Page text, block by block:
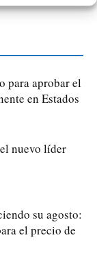
para aprobar el
en Estados
nuevo líder
su agosto:
el precio de